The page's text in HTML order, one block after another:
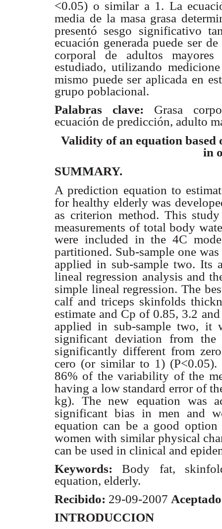
<0.05) o similar a 1. La
media de la masa grasa
presentó sesgo significativo
ecuación generada puede ser
corporal de adultos mayores
estudiado, utilizando
mismo puede ser aplicada en
grupo poblacional.
Palabras clave: Grasa
ecuación de predicción, adulto
Validity of an equation
in
SUMMARY.
A prediction equation to
for healthy elderly was
as criterion method. This
measurements of total body
were included in the 4C
partitioned. Sub-sample one
applied in sub-sample two. Its
lineal regression analysis and
simple lineal regression. The
calf and triceps skinfolds
estimate and Cp of 0.85, 3.2
applied in sub-sample two, it
significant deviation from the
significantly different from
cero (or similar to 1) (P<0.05).
86% of the variability of the
having a low standard error of
kg). The new
equation was
significant bias in men and
equation can be a good option
women with similar physical
can be used in clinical and
Keywords:Body fat,
equation, elderly.
Recibido: 29-09-2007
INTRODUCCION